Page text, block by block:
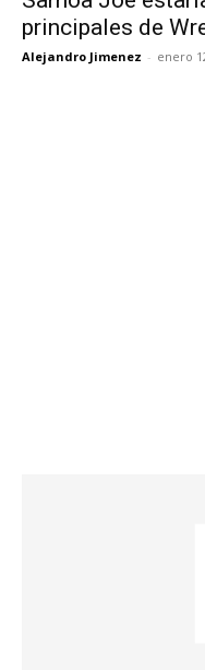
principales de
Alejandro Jimenez - enero